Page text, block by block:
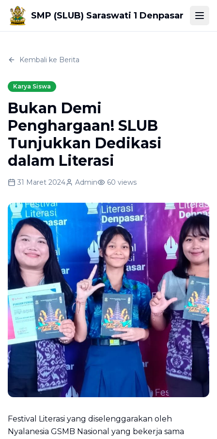
SMP (SLUB) Saraswati 1 Denpasar
Kembali ke Berita
Karya Siswa
Bukan Demi
Penghargaan! SLUB
Tunjukkan Dedikasi
dalam Literasi
31 Maret 2024 Admin 60 views
Festival Literasi yang diselenggarakan oleh
Nyalanesia GSMB Nasional yang bekerja sama